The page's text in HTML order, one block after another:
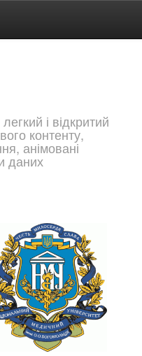
і відкритий
контенту,
анімовані
даних